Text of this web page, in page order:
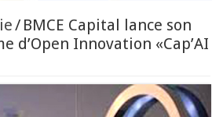
/ BMCE Capital lance son
d’Open Innovation «Cap’AI